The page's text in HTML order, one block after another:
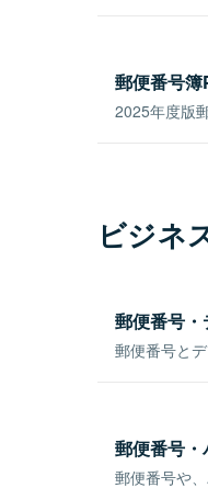
郵便番号簿
2025年度版
ビジネ
郵便番号
郵便番号と
郵便番号
郵便番号や